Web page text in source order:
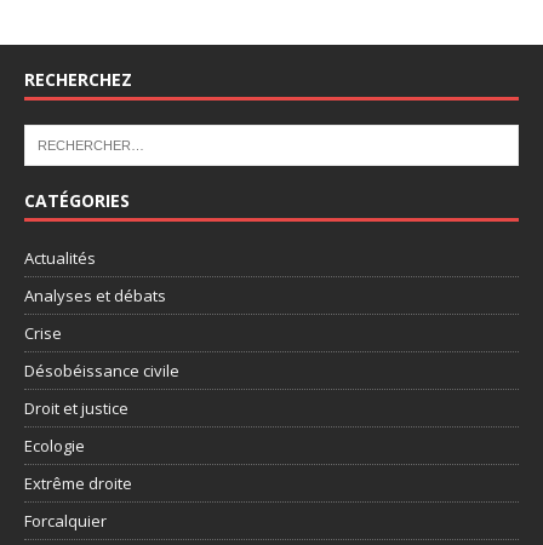
RECHERCHEZ
CATÉGORIES
Actualités
Analyses et débats
Crise
Désobéissance civile
Droit et justice
Ecologie
Extrême droite
Forcalquier